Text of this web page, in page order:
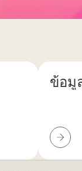
ข้อมู
ข้อมูล
ด้าน
เทคนิค